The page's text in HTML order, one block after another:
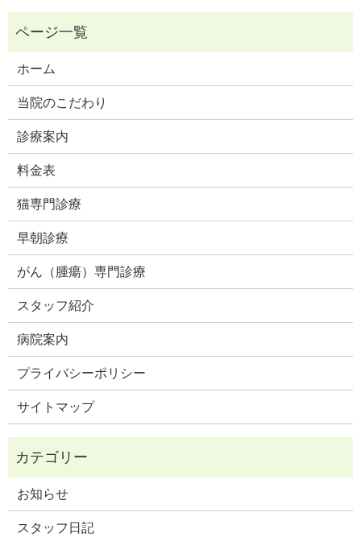
ホーム
当院のこだわり
診療案内
料金表
猫専門診療
早朝診療
がん（腫瘍）専門診療
スタッフ紹介
病院案内
プライバシーポリシー
サイトマップ
お知らせ
スタッフ日記